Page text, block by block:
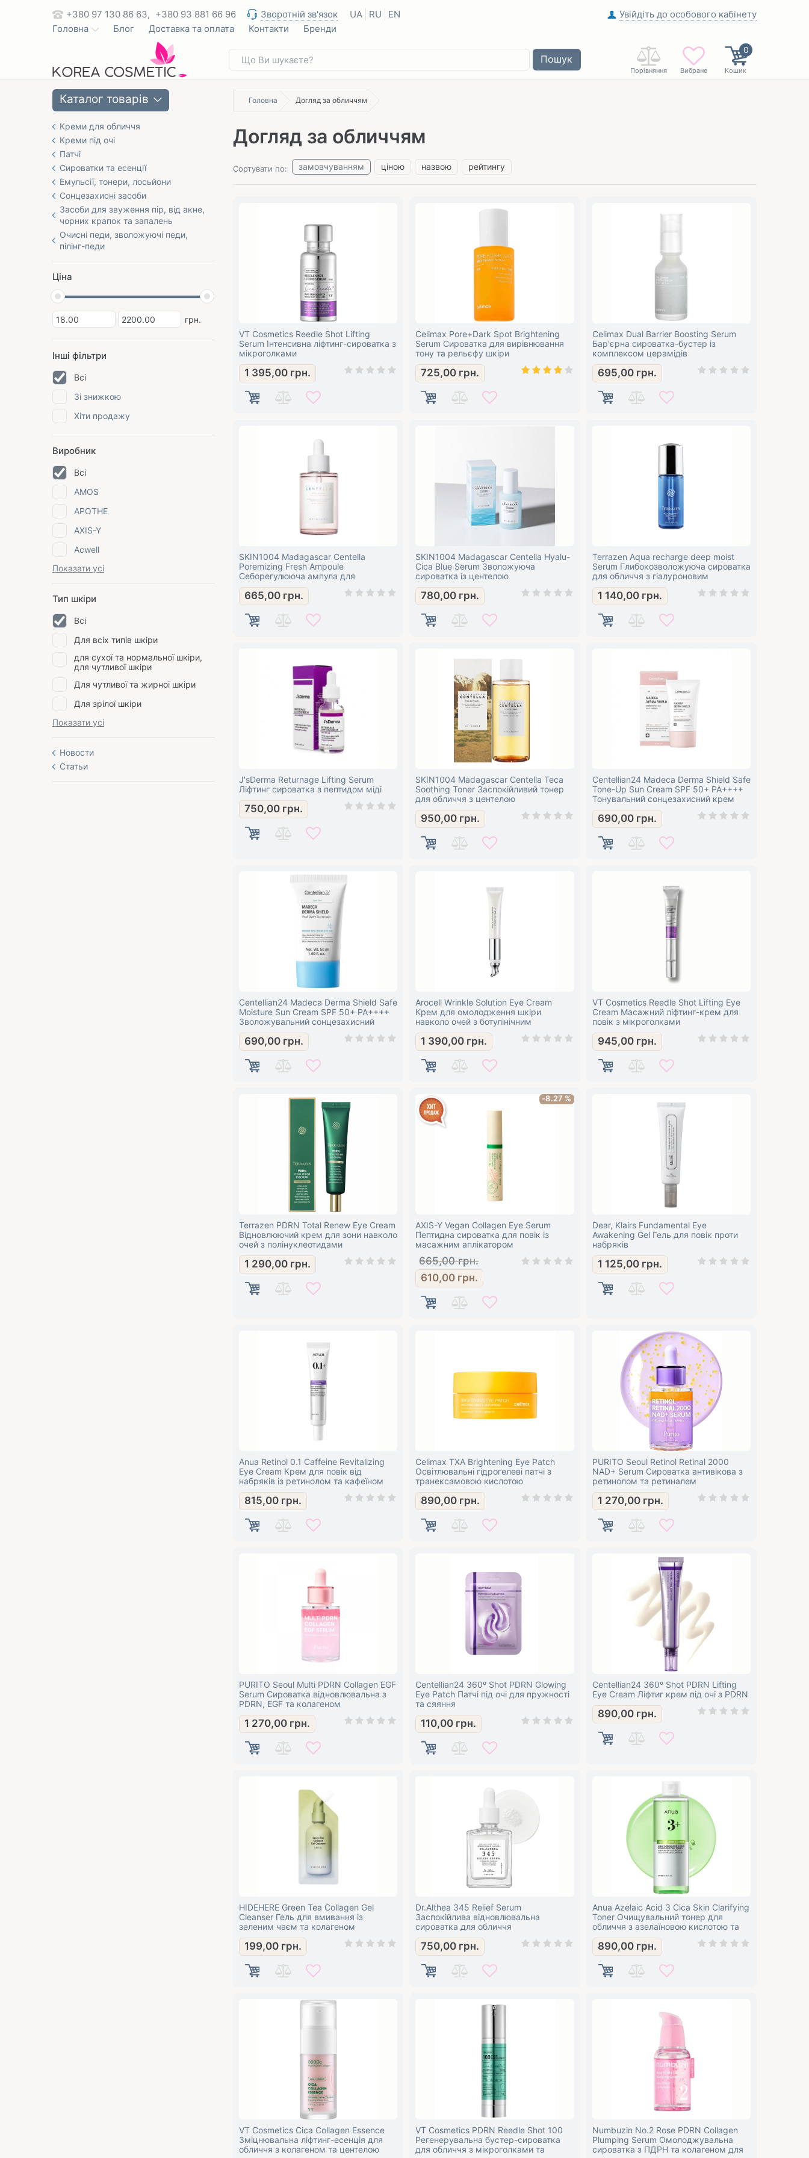
+380 97 130 86 63, +380 93 881 66 96 Зворотній зв'язок UA RU EN
Увійдіть до особового кабінету
Головна
Блог Доставка та оплата Контакти Бренди
0
Кошик
Вибране
Порівняння
Пошук
Каталог товарів
Креми для обличчя
Креми під очі
Патчі
Сироватки та есенції
Емульсії, тонери, лосьйони
Сонцезахисні засоби
Засоби для звуження пір, від акне,
чорних крапок та запалень
Очисні педи, зволожуючі педи,
пілінг-педи
Ціна
грн.
Інші фільтри
Всі
Зі знижкою
Хіти продажу
Виробник
Всі
AMOS
APOTHE
AXIS-Y
Acwell
Показати усі
Тип шкіри
Всі
Для всіх типів шкіри
для сухої та нормальної шкіри,
для чутливої шкіри
Для чутливої та жирної шкіри
Для зрілої шкіри
Показати усі
Новости
Статьи
Головна Догляд за обличчям
Догляд за обличчям
Сортувати по: замовчуванням ціною назвою рейтингу
VT Cosmetics Reedle Shot Lifting
Serum Інтенсивна ліфтинг-сироватка з
мікроголками
1 395,00 грн.
Celimax Pore+Dark Spot Brightening
Serum Сироватка для вирівнювання
тону та рельєфу шкіри
725,00 грн.
Celimax Dual Barrier Boosting Serum
Бар'єрна сироватка-бустер із
комплексом церамідів
695,00 грн.
SKIN1004 Madagascar Centella
Poremizing Fresh Ampoule
Себорегулююча ампула для
звуження пір
665,00 грн.
SKIN1004 Madagascar Centella Hyalu-
Cica Blue Serum Зволожуюча
сироватка із центелою
780,00 грн.
Terrazen Aqua recharge deep moist
Serum Глибокозволожуюча сироватка
для обличчя з гіалуроновим
комплексом
1 140,00 грн.
J'sDerma Returnage Lifting Serum
Ліфтинг сироватка з пептидом міді
750,00 грн.
SKIN1004 Madagascar Centella Teca
Soothing Toner Заспокійливий тонер
для обличчя з центелою
950,00 грн.
Centellian24 Madeca Derma Shield Safe
Tone-Up Sun Cream SPF 50+ PA++++
Тонувальний сонцезахисний крем
для обличчя
690,00 грн.
Centellian24 Madeca Derma Shield Safe
Moisture Sun Cream SPF 50+ PA++++
Зволожувальний сонцезахисний
крем для обличчя
690,00 грн.
Arocell Wrinkle Solution Eye Cream
Крем для омолодження шкіри
навколо очей з ботулінічним
поліпептидом та гальванічним
підсилювачем-аплікатором
1 390,00 грн.
VT Cosmetics Reedle Shot Lifting Eye
Cream Масажний ліфтинг-крем для
повік з мікроголками
945,00 грн.
Terrazen PDRN Total Renew Eye Cream
Відновлюючий крем для зони навколо
очей з полінуклеотидами
1 290,00 грн.
-8.27 %
AXIS-Y Vegan Collagen Eye Serum
Пептидна сироватка для повік із
масажним аплікатором
665,00 грн.
610,00 грн.
Dear, Klairs Fundamental Eye
Awakening Gel Гель для повік проти
набряків
1 125,00 грн.
Anua Retinol 0.1 Caffeine Revitalizing
Eye Cream Крем для повік від
набряків із ретинолом та кафеїном
815,00 грн.
Celimax TXA Brightening Eye Patch
Освітлювальні гідрогелеві патчі з
транексамовою кислотою
890,00 грн.
PURITO Seoul Retinol Retinal 2000
NAD+ Serum Сироватка антивікова з
ретинолом та ретиналем
1 270,00 грн.
PURITO Seoul Multi PDRN Collagen EGF
Serum Сироватка відновлювальна з
PDRN, EGF та колагеном
1 270,00 грн.
Centellian24 360º Shot PDRN Glowing
Eye Patch Патчі під очі для пружності
та сяяння
110,00 грн.
Centellian24 360º Shot PDRN Lifting
Eye Cream Ліфтиг крем під очі з PDRN
890,00 грн.
HIDEHERE Green Tea Collagen Gel
Cleanser Гель для вмивання із
зеленим чаєм та колагеном
199,00 грн.
Dr.Althea 345 Relief Serum
Заспокійлива відновлювальна
сироватка для обличчя
750,00 грн.
Anua Azelaic Acid 3 Cica Skin Clarifying
Toner Очищувальний тонер для
обличчя з азелаїновою кислотою та
центелою
890,00 грн.
VT Cosmetics Cica Collagen Essence
Зміцнювальна ліфтинг-есенція для
обличчя з колагеном та центелою
VT Cosmetics PDRN Reedle Shot 100
Регенерувальна бустер-сироватка
для обличчя з мікроголками та
Numbuzin No.2 Rose PDRN Collagen
Plumping Serum Омолоджувальна
сироватка з ПДРН та колагеном для